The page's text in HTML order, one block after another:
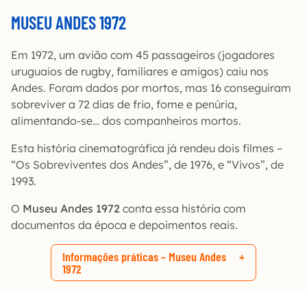
MUSEU ANDES 1972
Em 1972, um avião com 45 passageiros (jogadores
uruguaios de rugby, familiares e amigos) caiu nos
Andes. Foram dados por mortos, mas 16 conseguiram
sobreviver a 72 dias de frio, fome e penúria,
alimentando-se… dos companheiros mortos.
Esta história cinematográfica já rendeu dois filmes –
“Os Sobreviventes dos Andes”, de 1976, e “Vivos”, de
1993.
O Museu Andes 1972 conta essa história com
documentos da época e depoimentos reais.
Informações práticas – Museu Andes
1972